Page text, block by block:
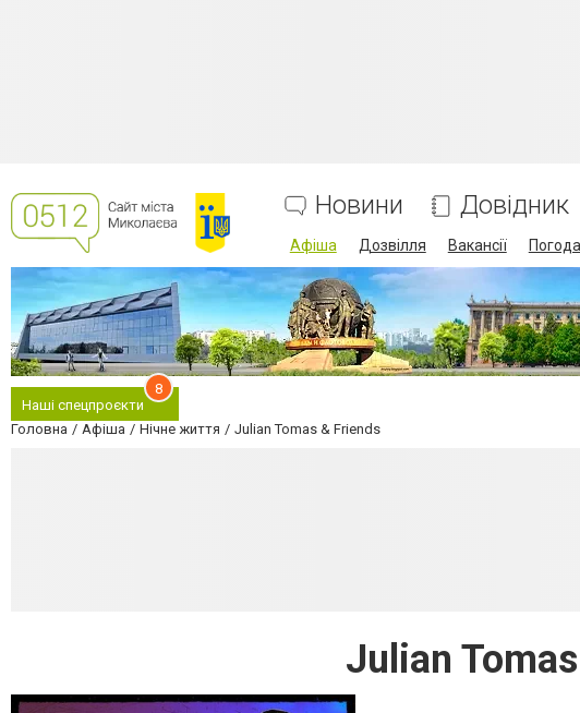
Новини Довідник
Афіша Дозвілля Вакансії Погода
Наші спецпроєкти
8
Головна Афіша Нічне життя Julian Tomas & Friends
Julian